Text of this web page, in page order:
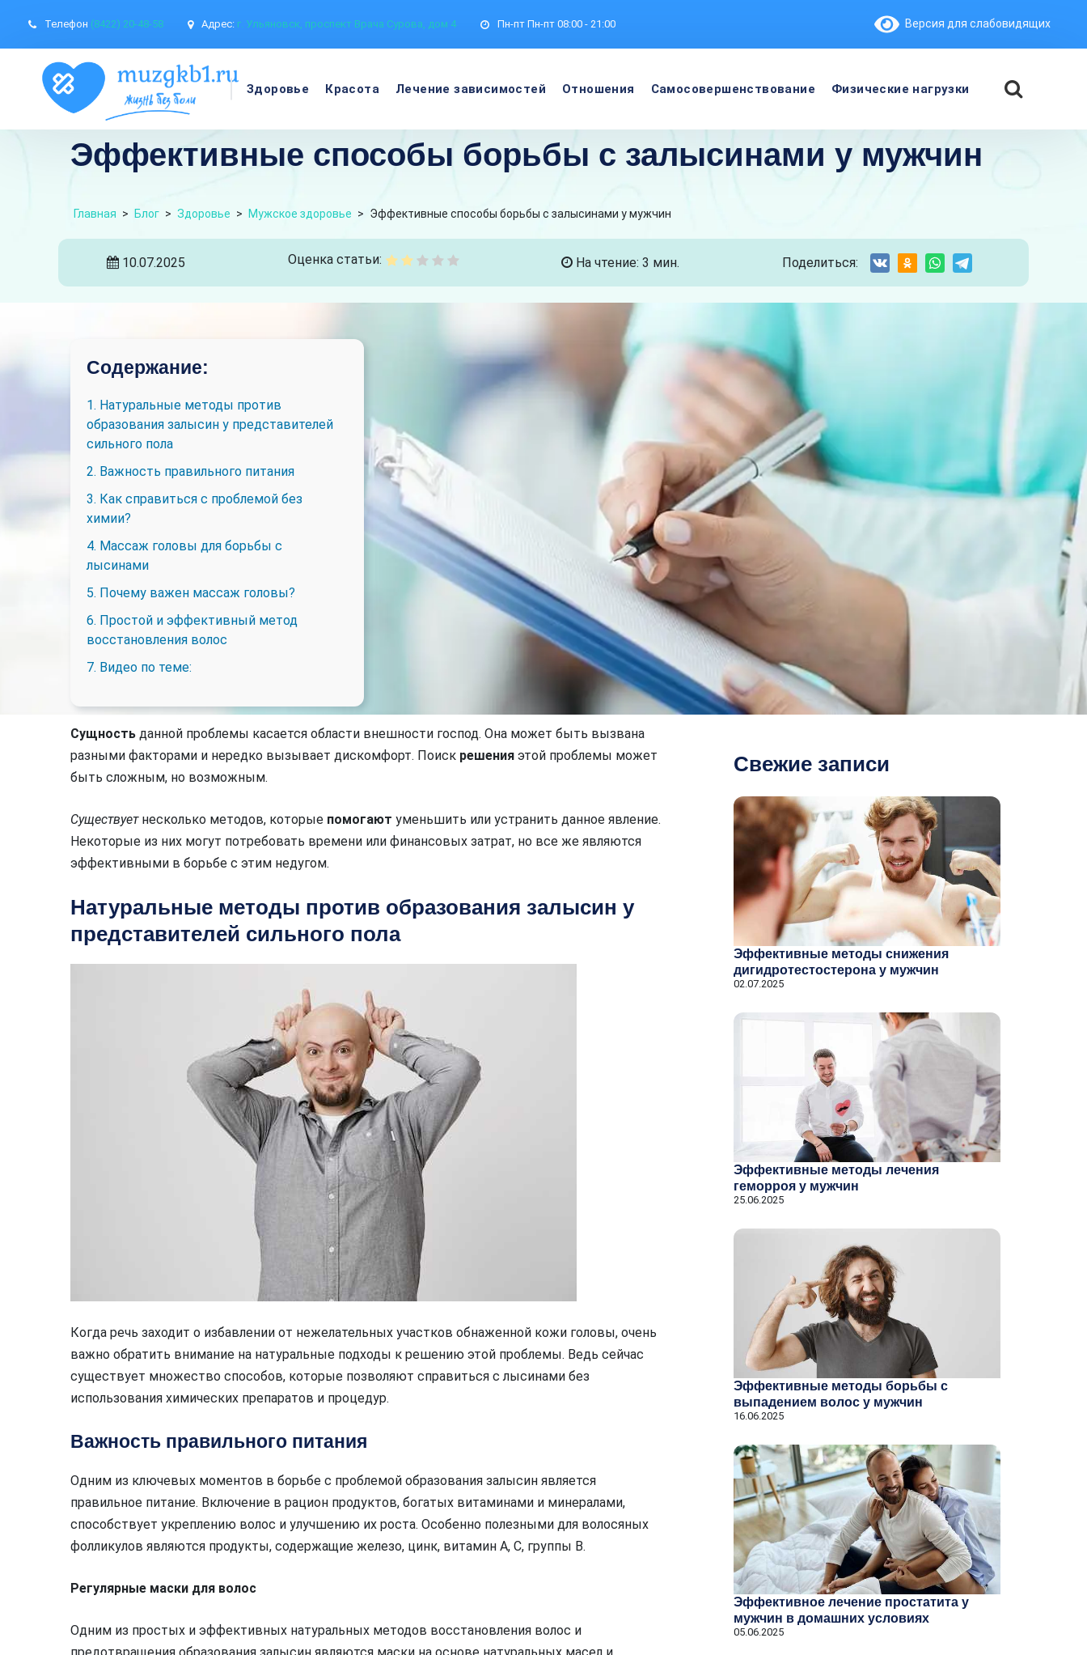
Телефон (8422) 20-48-58 Адрес: г. Ульяновск, проспект Врача Сурова, дом 4 Пн-пт Пн-пт 08:00 - 21:00 Версия для слабовидящих
Здоровье Красота Лечение зависимостей Отношения Самосовершенствование Физические нагрузки
Эффективные способы борьбы с залысинами у мужчин
Главная > Блог > Здоровье > Мужское здоровье > Эффективные способы борьбы с залысинами у мужчин
10.07.2025 Оценка статьи: На чтение: 3 мин. Поделиться:
Содержание:
1. Натуральные методы против
образования залысин у представителей
сильного пола
2. Важность правильного питания
3. Как справиться с проблемой без
химии?
4. Массаж головы для борьбы с
лысинами
5. Почему важен массаж головы?
6. Простой и эффективный метод
восстановления волос
7. Видео по теме:
Сущность данной проблемы касается области внешности господ. Она может быть вызвана
разными факторами и нередко вызывает дискомфорт. Поиск решения этой проблемы может
быть сложным, но возможным.
Существуетнесколько методов, которые помогают уменьшить или устранить данное явление.
Некоторые из них могут потребовать времени или финансовых затрат, но все же являются
эффективными в борьбе с этим недугом.
Натуральные методы против образования залысин у
представителей сильного пола
Когда речь заходит о избавлении от нежелательных участков обнаженной кожи головы, очень
важно обратить внимание на натуральные подходы к решению этой проблемы. Ведь сейчас
существует множество способов, которые позволяют справиться с лысинами без
использования химических препаратов и процедур.
Важность правильного питания
Одним из ключевых моментов в борьбе с проблемой образования залысин является
правильное питание. Включение в рацион продуктов, богатых витаминами и минералами,
способствует укреплению волос и улучшению их роста. Особенно полезными для волосяных
фолликулов являются продукты, содержащие железо, цинк, витамин А, С, группы B.
Регулярные маски для волос
Одним из простых и эффективных натуральных методов восстановления волос и
Свежие записи
Эффективные методы снижения
дигидротестостерона у мужчин
02.07.2025
Эффективные методы лечения
геморроя у мужчин
25.06.2025
Эффективные методы борьбы с
выпадением волос у мужчин
16.06.2025
Эффективное лечение простатита у
мужчин в домашних условиях
05.06.2025